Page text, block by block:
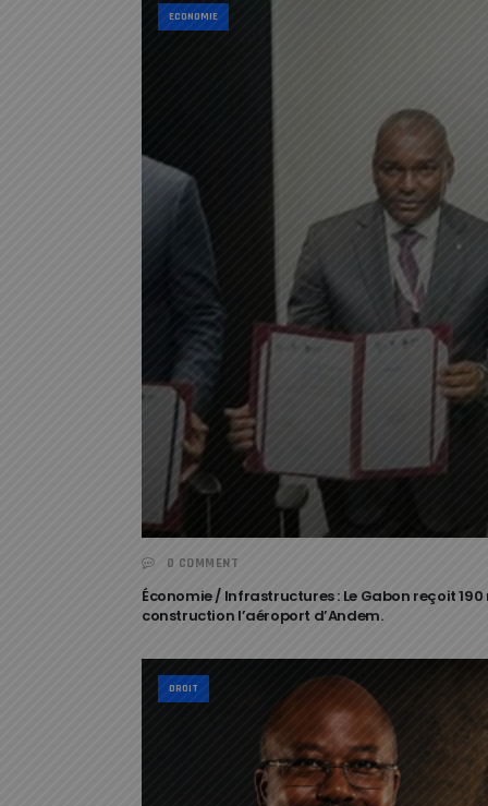
ECONOMIE
0 COMMENT
Économie / Infrastructures : Le Gabon reçoit
construction l’aéroport d’Andem.
DROIT